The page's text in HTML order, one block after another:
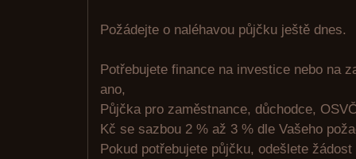
Požádejte o naléhavou půjčku ještě dnes.
Potřebujete finance na investice nebo na
ano,
Půjčka pro zaměstnance, důchodce,
Kč se sazbou 2 % až 3 % dle Vašeho
Pokud potřebujete půjčku, odešlete